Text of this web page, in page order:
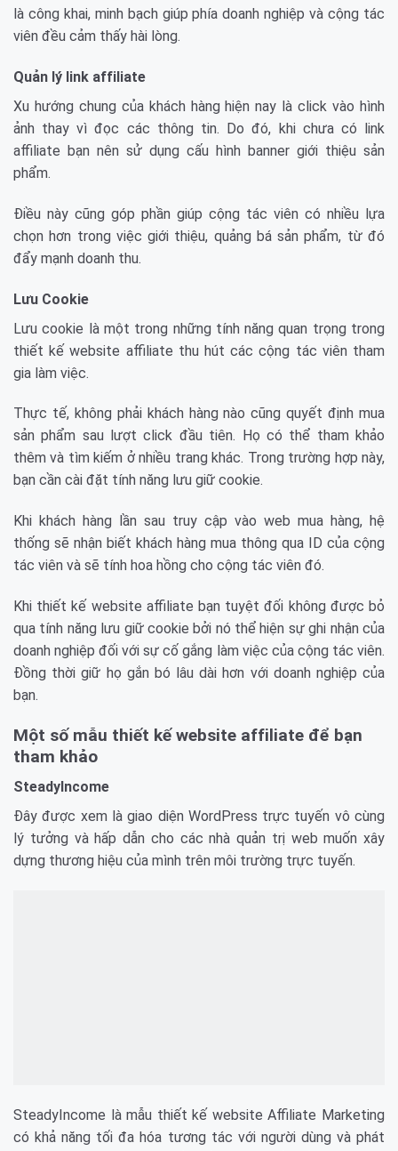
là công khai, minh bạch giúp phía doanh nghiệp và cộng tác
viên đều cảm thấy hài lòng.
Quản lý link affiliate
Xu hướng chung của khách hàng hiện nay là click vào hình
ảnh thay vì đọc các thông tin. Do đó, khi chưa có link
affiliate bạn nên sử dụng cấu hình banner giới thiệu sản
phẩm.
Điều này cũng góp phần giúp cộng tác viên có nhiều lựa
chọn hơn trong việc giới thiệu, quảng bá sản phẩm, từ đó
đẩy mạnh doanh thu.
Lưu Cookie
Lưu cookie là một trong những tính năng quan trọng trong
thiết kế website affiliate thu hút các cộng tác viên tham
gia làm việc.
Thực tế, không phải khách hàng nào cũng quyết định mua
sản phẩm sau lượt click đầu tiên. Họ có thể tham khảo
thêm và tìm kiếm ở nhiều trang khác. Trong trường hợp này,
bạn cần cài đặt tính năng lưu giữ cookie.
Khi khách hàng lần sau truy cập vào web mua hàng, hệ
thống sẽ nhận biết khách hàng mua thông qua ID của cộng
tác viên và sẽ tính hoa hồng cho cộng tác viên đó.
Khi thiết kế website affiliate bạn tuyệt đối không được bỏ
qua tính năng lưu giữ cookie bởi nó thể hiện sự ghi nhận của
doanh nghiệp đối với sự cố gắng làm việc của cộng tác viên.
Đồng thời giữ họ gắn bó lâu dài hơn với doanh nghiệp của
bạn.
Một số mẫu thiết kế website affiliate để bạn
tham khảo
SteadyIncome
Đây được xem là giao diện WordPress trực tuyến vô cùng
lý tưởng và hấp dẫn cho các nhà quản trị web muốn xây
dựng thương hiệu của mình trên môi trường trực tuyến.
SteadyIncome là mẫu thiết kế website Affiliate Marketing
có khả năng tối đa hóa tương tác với người dùng và phát